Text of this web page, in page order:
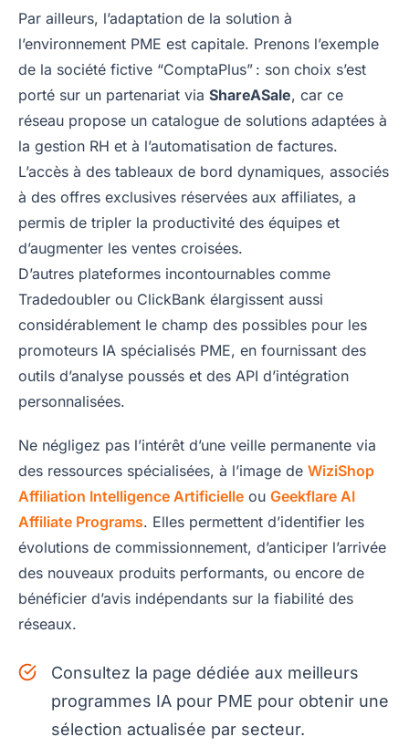
Par ailleurs, l’adaptation de la solution à
l’environnement PME est capitale. Prenons l’exemple
de la société fictive “ComptaPlus” : son choix s’est
porté sur un partenariat via ShareASale, car ce
réseau propose un catalogue de solutions adaptées à
la gestion RH et à l’automatisation de factures.
L’accès à des tableaux de bord dynamiques, associés
à des offres exclusives réservées aux affiliates, a
permis de tripler la productivité des équipes et
d’augmenter les ventes croisées.
D’autres plateformes incontournables comme
Tradedoubler ou ClickBank élargissent aussi
considérablement le champ des possibles pour les
promoteurs IA spécialisés PME, en fournissant des
outils d’analyse poussés et des API d’intégration
personnalisées.
Ne négligez pas l’intérêt d’une veille permanente via
des ressources spécialisées, à l’image de WiziShop
Affiliation Intelligence Artificielle ou Geekflare AI
Affiliate Programs. Elles permettent d’identifier les
évolutions de commissionnement, d’anticiper l’arrivée
des nouveaux produits performants, ou encore de
bénéficier d’avis indépendants sur la fiabilité des
réseaux.
Consultez la page dédiée aux meilleurs
programmes IA pour PME pour obtenir une
sélection actualisée par secteur.